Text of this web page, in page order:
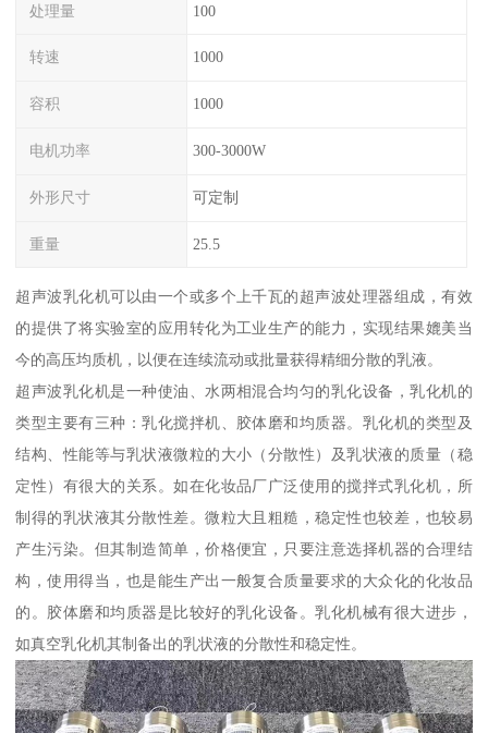
处理量 100
转速 1000
容积 1000
电机功率 300-3000W
外形尺寸 可定制
重量 25.5
超声波乳化机可以由一个或多个上千瓦的超声波处理器组成，有效
的提供了将实验室的应用转化为工业生产的能力，实现结果媲美当
今的高压均质机，以便在连续流动或批量获得精细分散的乳液。
超声波乳化机是一种使油、水两相混合均匀的乳化设备，乳化机的
类型主要有三种：乳化搅拌机、胶体磨和均质器。乳化机的类型及
结构、性能等与乳状液微粒的大小（分散性）及乳状液的质量（稳
定性）有很大的关系。如在化妆品厂广泛使用的搅拌式乳化机，所
制得的乳状液其分散性差。微粒大且粗糙，稳定性也较差，也较易
产生污染。但其制造简单，价格便宜，只要注意选择机器的合理结
构，使用得当，也是能生产出一般复合质量要求的大众化的化妆品
的。胶体磨和均质器是比较好的乳化设备。乳化机械有很大进步，
如真空乳化机其制备出的乳状液的分散性和稳定性。